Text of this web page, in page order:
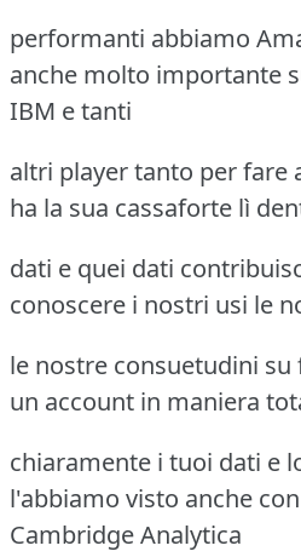
performanti abbiamo
anche molto importante
IBM e tanti
altri player tanto per fare
ha la sua cassaforte lì
dati e quei dati
conoscere i nostri usi le
le nostre consuetudini
un account in maniera
chiaramente i tuoi dati e
l'abbiamo visto anche
Cambridge Analytica